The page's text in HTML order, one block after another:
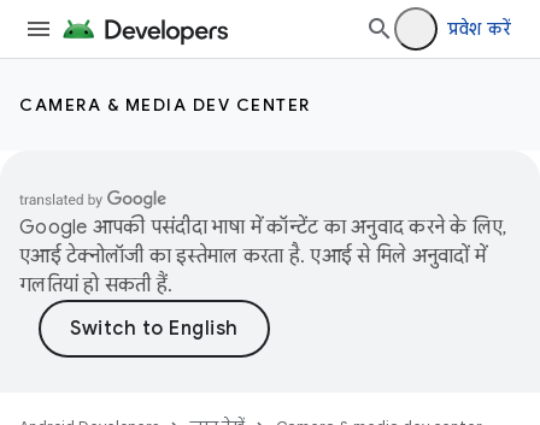
प्रवेश करें
CAMERA & MEDIA DEV CENTER
Google आपकी पसंदीदा भाषा में कॉन्टेंट का अनुवाद करने के लिए,
एआई टेक्नोलॉजी का इस्तेमाल करता है. एआई से मिले अनुवादों में
गलतियां हो सकती हैं.